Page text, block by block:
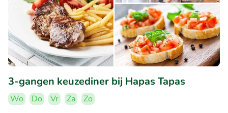
3-gangen keuzediner bij Hapas Tapas
Wo Do Vr Za
Zo